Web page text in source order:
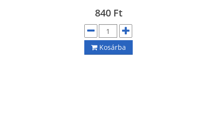
840 Ft
Kosárba